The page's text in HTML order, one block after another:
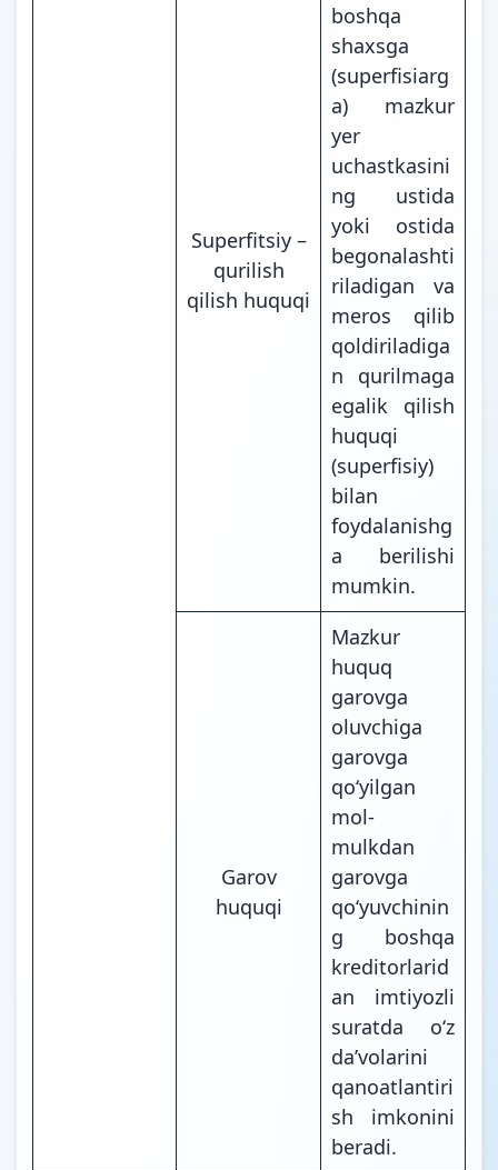
Superfitsiy –
qurilish
qilish huquqi
boshqa
shaxsga
(superfisiarg
a) mazkur
yer
uchastkasini
ng ustida
yoki ostida
begonalashti
riladigan va
meros qilib
qoldiriladiga
n qurilmaga
egalik qilish
huquqi
(superfisiy)
bilan
foydalanishg
a berilishi
mumkin.
Garov
huquqi
Mazkur
huquq
garovga
oluvchiga
garovga
qoʻyilgan
mol-
mulkdan
garovga
qoʻyuvchinin
g boshqa
kreditorlarid
an imtiyozli
suratda oʻz
daʼvolarini
qanoatlantiri
sh imkonini
beradi.